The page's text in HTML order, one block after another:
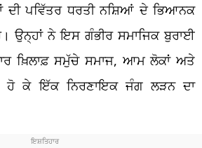
ਦੀ ਪਵਿੱਤਰ ਧਰਤੀ ਨਸ਼ਿਆਂ ਦੇ ਭਿਆਨਕ
ਉਨ੍ਹਾਂ ਨੇ ਇਸ ਗੰਭੀਰ ਸਮਾਜਿਕ ਬੁਰਾਈ
ਖ਼ਿਲਾਫ਼ ਸਮੁੱਚੇ ਸਮਾਜ, ਆਮ ਲੋਕਾਂ ਅਤੇ
ਹੋ ਕੇ ਇੱਕ ਨਿਰਣਾਇਕ ਜੰਗ ਲੜਨ ਦਾ